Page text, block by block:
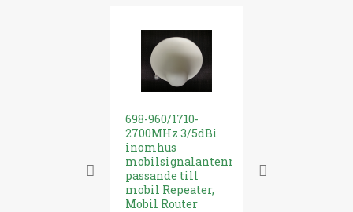
698-960/1710-
2700MHz 3/5dBi
inomhus
mobilsignalantenn
passande till
mobil Repeater,
Mobil Router